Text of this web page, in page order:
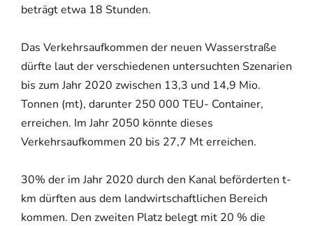
beträgt etwa 18 Stunden.
Das Verkehrsaufkommen der neuen Wasserstraße
dürfte laut der verschiedenen untersuchten Szenarien
bis zum Jahr 2020 zwischen 13,3 und 14,9 Mio.
Tonnen (mt), darunter 250 000 TEU- Container,
erreichen. Im Jahr 2050 könnte dieses
Verkehrsaufkommen 20 bis 27,7 Mt erreichen.
30% der im Jahr 2020 durch den Kanal beförderten t-
km dürften aus dem landwirtschaftlichen Bereich
kommen. Den zweiten Platz belegt mit 20 % die